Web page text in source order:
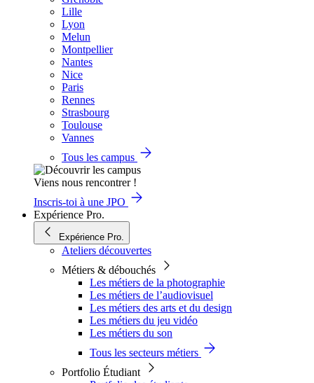
Lille
Lyon
Melun
Montpellier
Nantes
Nice
Paris
Rennes
Strasbourg
Toulouse
Vannes
Tous les campus
Viens nous rencontrer !
Inscris-toi à une JPO
Expérience Pro.
Expérience Pro.
Ateliers découvertes
Métiers & débouchés
Les métiers de la photographie
Les métiers de l’audiovisuel
Les métiers des arts et du design
Les métiers du jeu vidéo
Les métiers du son
Tous les secteurs métiers
Portfolio Étudiant